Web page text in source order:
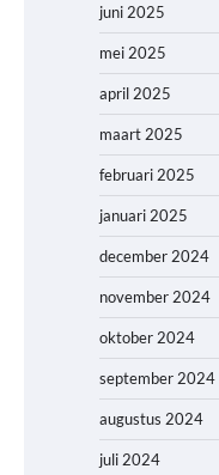
juni 2025
mei 2025
april 2025
maart 2025
februari 2025
januari 2025
december 2024
november 2024
oktober 2024
september 2024
augustus 2024
juli 2024